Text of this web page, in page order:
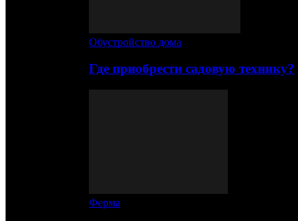
Обустройство дома
Где приобрести садовую технику?
Ферма